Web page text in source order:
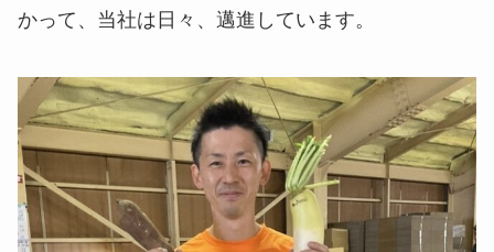
かって、当社は日々、邁進しています。